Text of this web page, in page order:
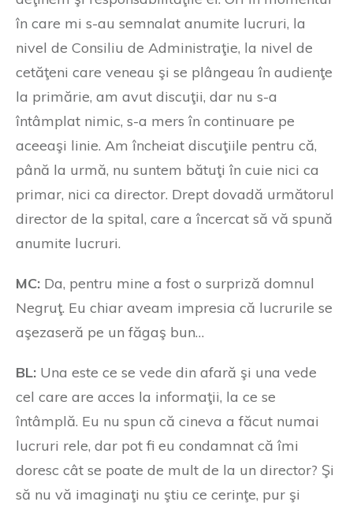
în care mi s-au semnalat anumite lucruri, la
nivel de Consiliu de Administraţie, la nivel de
cetăţeni care veneau şi se plângeau în audienţe
la primărie, am avut discuţii, dar nu s-a
întâmplat nimic, s-a mers în continuare pe
aceeaşi linie. Am încheiat discuţiile pentru că,
până la urmă, nu suntem bătuţi în cuie nici ca
primar, nici ca director. Drept dovadă următorul
director de la spital, care a încercat să vă spună
anumite lucruri.
MC: Da, pentru mine a fost o surpriză domnul
Negruţ. Eu chiar aveam impresia că lucrurile se
aşezaseră pe un făgaş bun…
BL: Una este ce se vede din afară şi una vede
cel care are acces la informaţii, la ce se
întâmplă. Eu nu spun că cineva a făcut numai
lucruri rele, dar pot fi eu condamnat că îmi
doresc cât se poate de mult de la un director? Şi
să nu vă imaginaţi nu ştiu ce cerinţe, pur şi